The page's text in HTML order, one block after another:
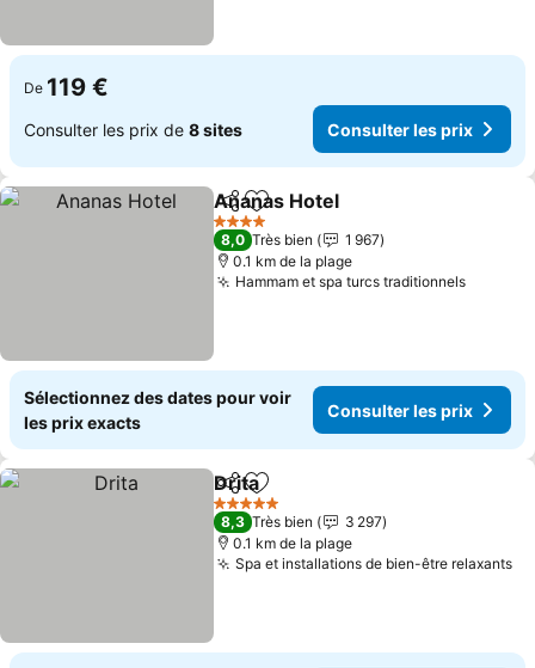
De 119 €
Consulter les prix de 8 sites Consulter les prix
PartagerAjouter à mes favoris
Ananas Hotel
4 Étoiles
8,0 Très bien
1 967
0.1 km de la plage
Hammam et spa turcs traditionnels
Sélectionnez des dates pour voir
les prix exacts
Consulter les prix
PartagerAjouter à mes favoris
Drita
5 Étoiles
8,3 Très bien
3 297
0.1 km de la plage
Spa et installations de bien-être relaxants